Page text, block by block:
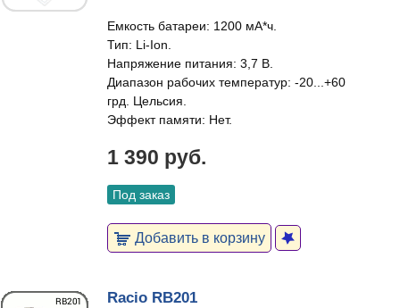
Емкость батареи: 1200 мА*ч.
Тип: Li-Ion.
Напряжение питания: 3,7 В.
Диапазон рабочих температур: -20...+60
грд. Цельсия.
Эффект памяти: Нет.
1 390 руб.
Под заказ
Добавить в корзину
Racio RB201